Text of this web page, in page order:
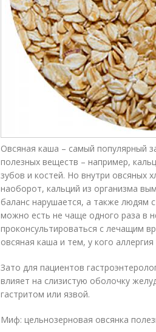
Овсяная каша – самый популярный
полезных веществ – например,
зубов и костей. Но внутри овсяных
наоборот, кальций из организма
баланс нарушается, а также людям
можно есть не чаще одного раза в
проконсультироваться с лечащим
овсяная каша и тем, у кого
Зато для пациентов
влияет на слизистую оболочку
гастритом или язвой.
Миф: цельнозерновая овсянка